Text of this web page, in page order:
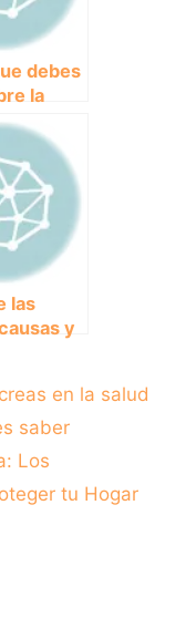
debes
la
y
las
y
en la salud
saber
Los
tu Hogar